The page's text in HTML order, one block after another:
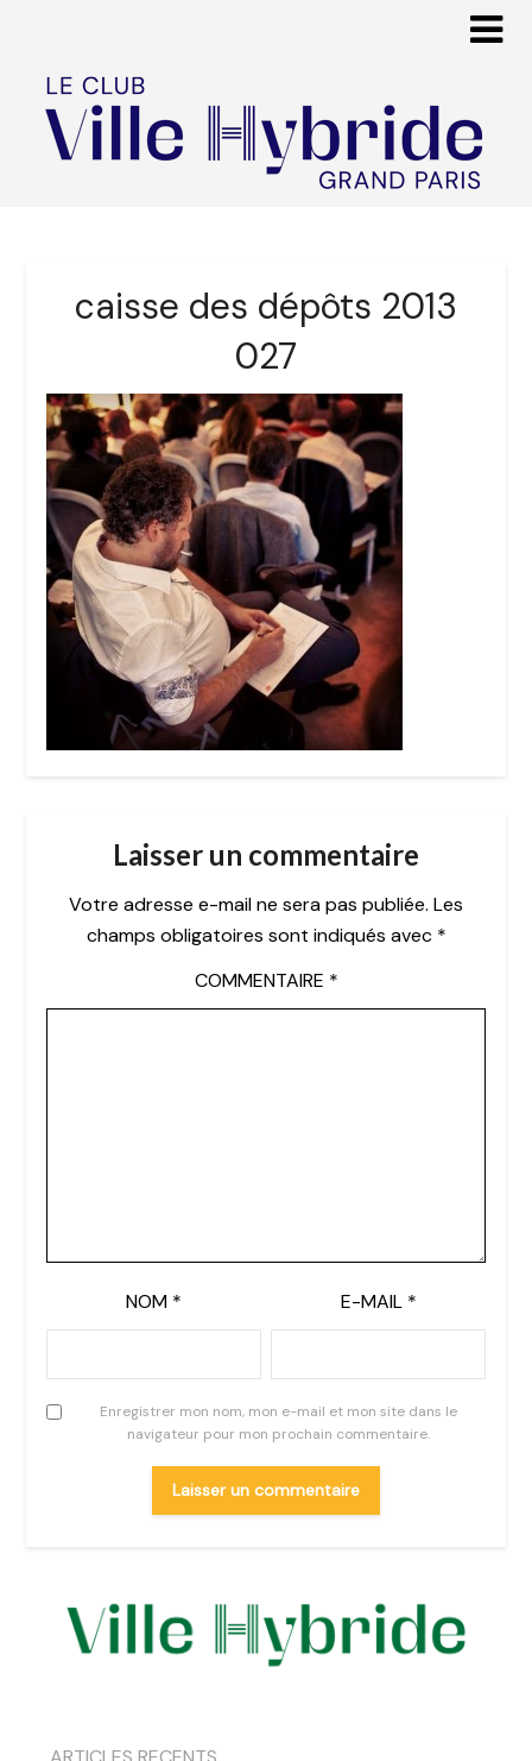
caisse des dépôts 2013
027
Laisser un commentaire
Votre adresse e-mail ne sera pas publiée. Les
champs obligatoires sont indiqués avec *
COMMENTAIRE *
NOM * E-MAIL *
Enregistrer mon nom, mon e-mail et mon site dans le
navigateur pour mon prochain commentaire.